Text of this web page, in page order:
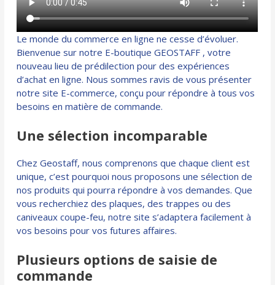
Le monde du commerce en ligne ne cesse d’évoluer.
Bienvenue sur notre E-boutique GEOSTAFF , votre
nouveau lieu de prédilection pour des expériences
d’achat en ligne. Nous sommes ravis de vous présenter
notre site E-commerce, conçu pour répondre à tous vos
besoins en matière de commande.
Une sélection incomparable
Chez Geostaff, nous comprenons que chaque client est
unique, c’est pourquoi nous proposons une sélection de
nos produits qui pourra répondre à vos demandes. Que
vous recherchiez des plaques, des trappes ou des
caniveaux coupe-feu, notre site s’adaptera facilement à
vos besoins pour vos futures affaires.
Plusieurs options de saisie de
commande